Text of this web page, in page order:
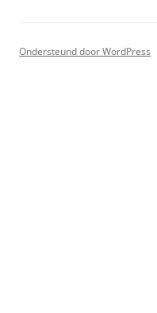
Ondersteund door WordPress